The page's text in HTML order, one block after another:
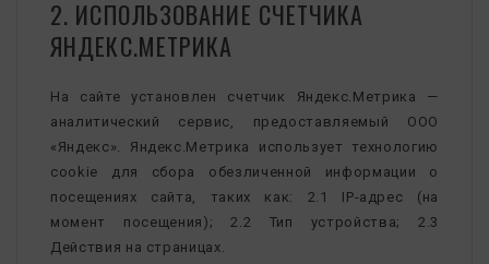
2. ИСПОЛЬЗОВАНИЕ СЧЕТЧИКА
ЯНДЕКС.МЕТРИКА
На сайте установлен счетчик Яндекс.Метрика —
аналитический сервис, предоставляемый ООО
«Яндекс». Яндекс.Метрика использует технологию
cookie для сбора обезличенной информации о
посещениях сайта, таких как: 2.1 IP-адрес (на
момент посещения); 2.2 Тип устройства; 2.3
Действия на страницах.